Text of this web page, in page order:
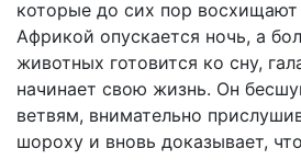
которые до сих пор
Африкой опускается ночь, а
животных готовится ко сну,
начинает свою жизнь. Он
ветвям, внимательно
шороху и вновь доказывает,